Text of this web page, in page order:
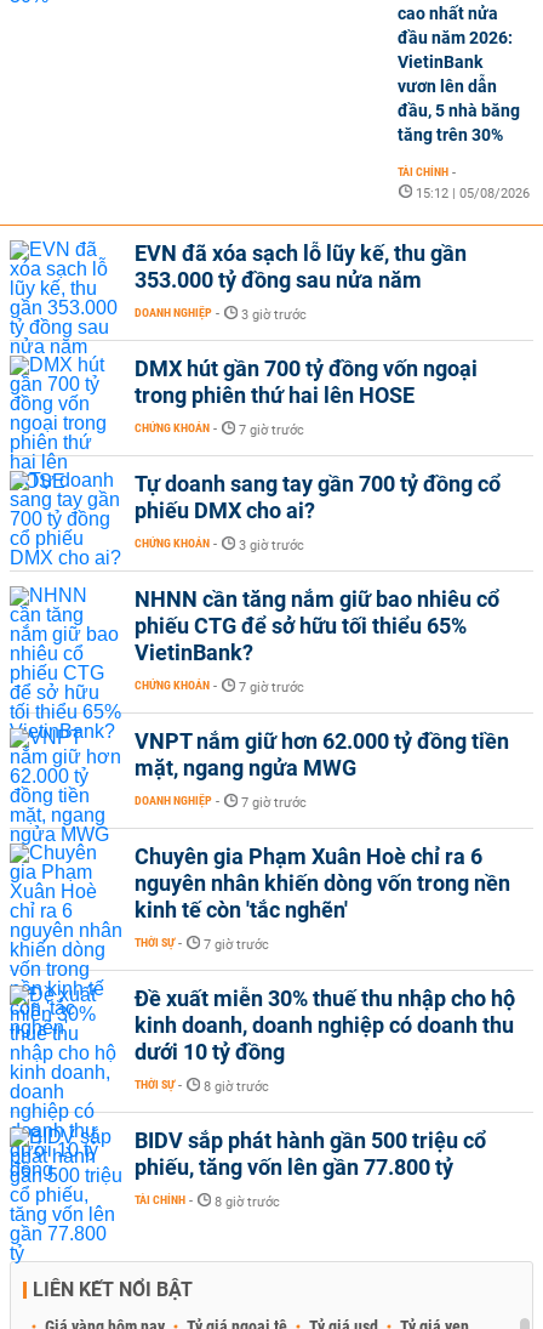
cao nhất nửa
đầu năm 2026:
VietinBank
vươn lên dẫn
đầu, 5 nhà băng
tăng trên 30%
TÀI CHÍNH -
15:12 | 05/08/2026
EVN đã xóa sạch lỗ lũy kế, thu gần
353.000 tỷ đồng sau nửa năm
DOANH NGHIỆP - 3 giờ trước
DMX hút gần 700 tỷ đồng vốn ngoại
trong phiên thứ hai lên HOSE
CHỨNG KHOÁN - 7 giờ trước
Tự doanh sang tay gần 700 tỷ đồng cổ
phiếu DMX cho ai?
CHỨNG KHOÁN - 3 giờ trước
NHNN cần tăng nắm giữ bao nhiêu cổ
phiếu CTG để sở hữu tối thiểu 65%
VietinBank?
CHỨNG KHOÁN - 7 giờ trước
VNPT nắm giữ hơn 62.000 tỷ đồng tiền
mặt, ngang ngửa MWG
DOANH NGHIỆP - 7 giờ trước
Chuyên gia Phạm Xuân Hoè chỉ ra 6
nguyên nhân khiến dòng vốn trong nền
kinh tế còn 'tắc nghẽn'
THỜI SỰ - 7 giờ trước
Đề xuất miễn 30% thuế thu nhập cho hộ
kinh doanh, doanh nghiệp có doanh thu
dưới 10 tỷ đồng
THỜI SỰ - 8 giờ trước
BIDV sắp phát hành gần 500 triệu cổ
phiếu, tăng vốn lên gần 77.800 tỷ
TÀI CHÍNH - 8 giờ trước
LIÊN KẾT NỔI BẬT